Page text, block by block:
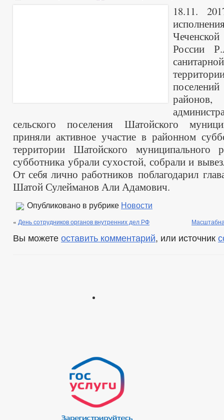
18.11.
России
сельского поселения Шатойского
приняли активное участие в районном
территории Шатойского муниципального
субботника убрали сухостой, собрали и
От себя лично работников поблагодарил
Шатой Сулейманов Али Адамович.
Опубликовано в рубрике Новости
« День сотрудников органов внутренних дел РФ
Вы можете оставить комментарий, или источник